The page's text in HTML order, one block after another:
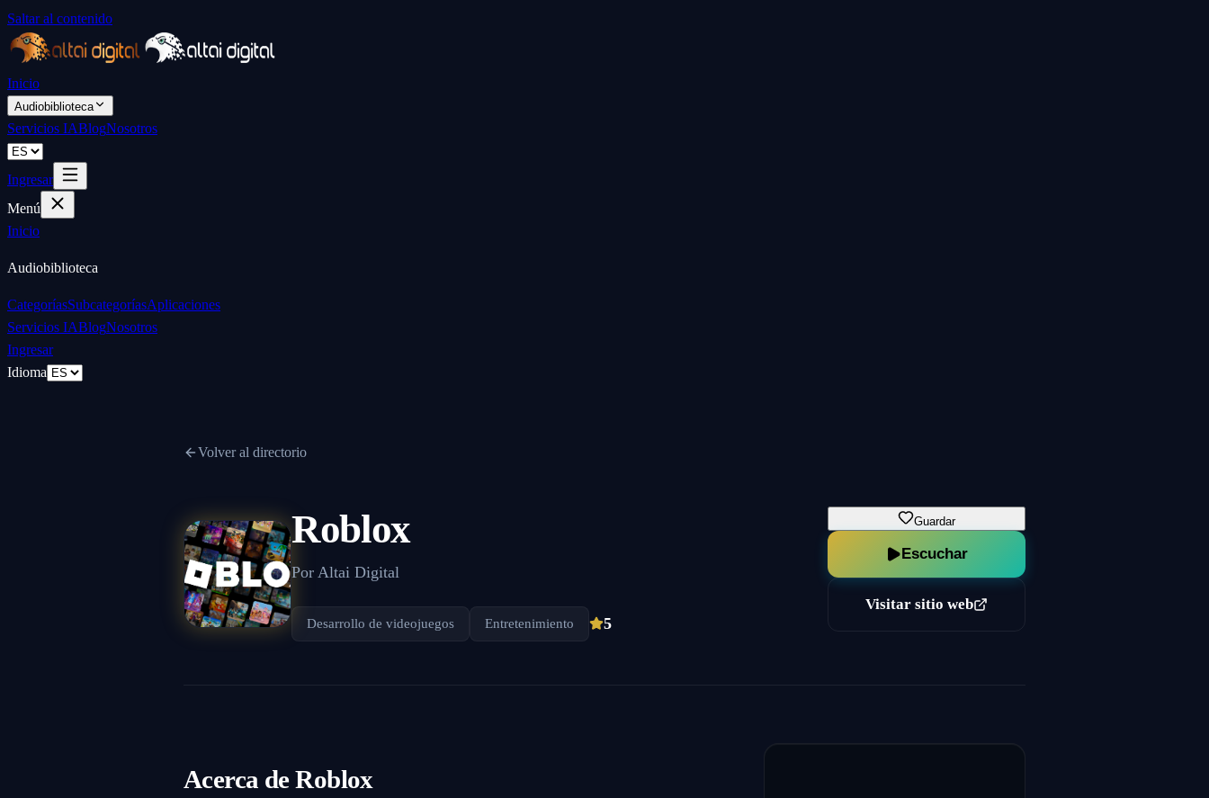
Saltar al contenido
Inicio
Audiobiblioteca
Servicios IABlogNosotros
Ingresar
Menú
Inicio
Audiobiblioteca
CategoríasSubcategoríasAplicaciones
Servicios IABlogNosotros
Ingresar
Idioma
Volver al directorio
Roblox
Por Altai Digital
Desarrollo de videojuegos Entretenimiento 5
Guardar
Escuchar
Visitar sitio web
Acerca de Roblox